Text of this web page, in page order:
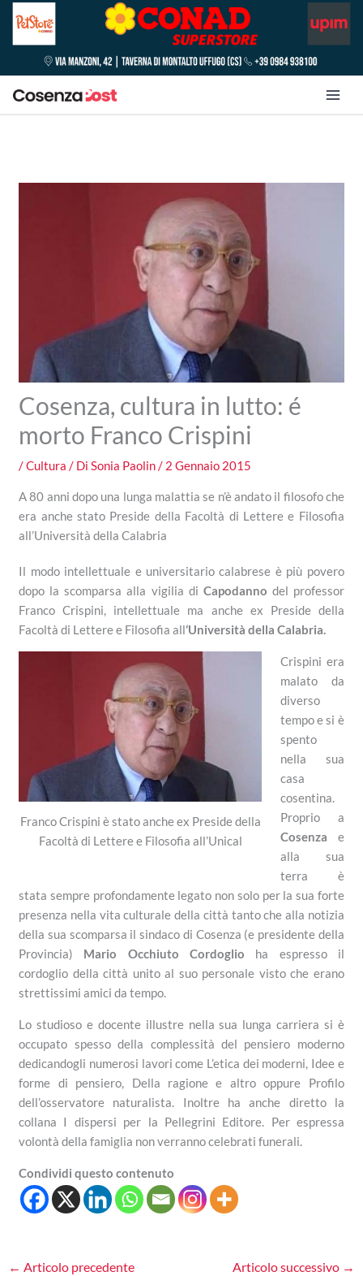
Cosenza, cultura in lutto: é
morto Franco Crispini
/Cultura / DiSonia Paolin/ 2 Gennaio 2015
A 80 anni dopo una lunga malattia se n’è andato il filosofo che
era anche stato Preside della Facoltà di Lettere e Filosofia
all’Università della Calabria
Il modo intellettuale e universitario calabrese è più povero
dopo la scomparsa alla vigilia di Capodanno del professor
Franco Crispini, intellettuale ma anche ex Preside della
Facoltà di Lettere e Filosofia all‘Università della Calabria.
Franco Crispini è stato anche ex Preside della
Facoltà di Lettere e Filosofia all’Unical
Crispini era
malato da
diverso
tempo e si è
spento
nella sua
casa
cosentina.
Proprio a
Cosenza e
alla sua
terra è
stata sempre profondamente legato non solo per la sua forte
presenza nella vita culturale della città tanto che alla notizia
della sua scomparsa il sindaco di Cosenza (e presidente della
Provincia) Mario Occhiuto Cordoglio ha espresso il
cordoglio della città unito al suo personale visto che erano
strettissimi amici da tempo.
Lo studioso e docente illustre nella sua lunga carriera si è
occupato spesso della complessità del pensiero moderno
dedicandogli numerosi lavori come L’etica dei moderni, Idee e
forme di pensiero, Della ragione e altro oppure Profilo
dell’osservatore naturalista. Inoltre ha anche diretto la
collana I dispersi per la Pellegrini Editore. Per espressa
volontà della famiglia non verranno celebrati funerali.
Condividi questo contenuto
← Articolo precedente Articolo successivo →